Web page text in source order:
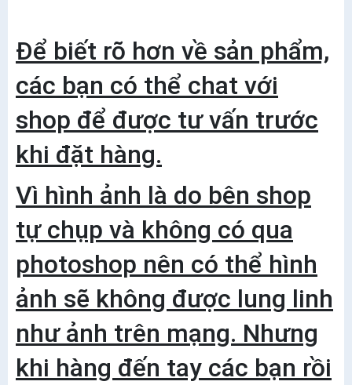
Để biết rõ hơn về sản phẩm,
các bạn có thể chat với
shop để được tư vấn trước
khi đặt hàng.
Vì hình ảnh là do bên shop
tự chụp và không có qua
photoshop nên có thể hình
ảnh sẽ không được lung linh
như ảnh trên mạng. Nhưng
khi hàng đến tay các bạn rồi